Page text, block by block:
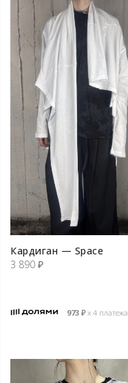
Кардиган — Space
3 890 ₽
973 ₽х 4 платежа